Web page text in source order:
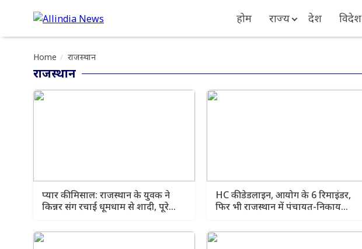
होम राज्य देश विदेश
Home राजस्थान
राजस्थान
प्यार की मिसाल: राजस्थान के युवक ने
किन्नर संग रचाई धूमधाम से शादी, पूरे
HC की डेडलाइन, आयोग के 6 रिमाइंडर,
फिर भी राजस्थान में पंचायत-निकाय